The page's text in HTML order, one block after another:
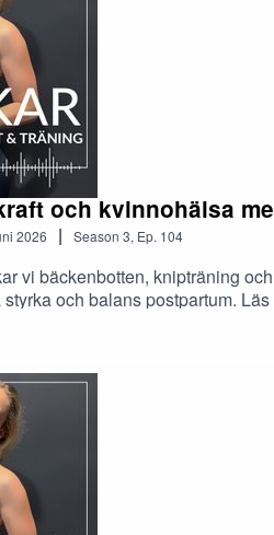
och kvinnohälsa
2026 | Season 3, Ep. 104
vi bäckenbotten, knipträning
och balans postpartum.